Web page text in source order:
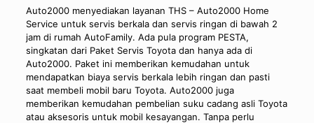
Auto2000 menyediakan layanan THS – Auto2000 Home
Service untuk servis berkala dan servis ringan di bawah 2
jam di rumah AutoFamily. Ada pula program PESTA,
singkatan dari Paket Servis Toyota dan hanya ada di
Auto2000. Paket ini memberikan kemudahan untuk
mendapatkan biaya servis berkala lebih ringan dan pasti
saat membeli mobil baru Toyota. Auto2000 juga
memberikan kemudahan pembelian suku cadang asli Toyota
atau aksesoris untuk mobil kesayangan. Tanpa perlu